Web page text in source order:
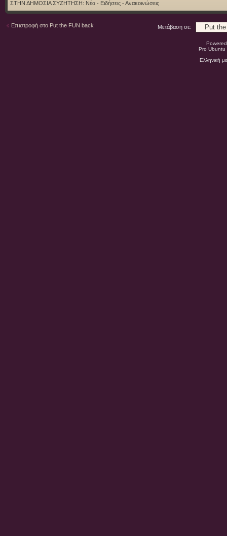
ΣΤΗΝ ΔΗΜΟΣΙΑ ΣΥΖΗΤΗΣΗ: Νέα - Ειδήσεις - Ανακοινώσεις
Επιστροφή στο Put the FUN back Μετάβαση σε:
Pro
Ελληνική